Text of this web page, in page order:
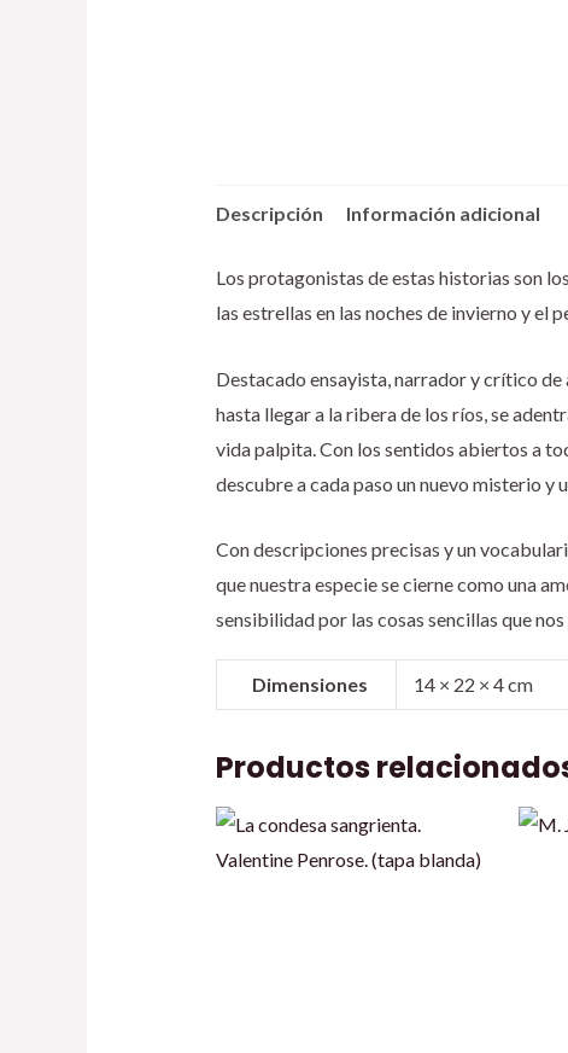
Descripción Información adicional
Los protagonistas de estas historias son
las estrellas en las noches de invierno y el
Destacado ensayista, narrador y crítico de
hasta llegar a la ribera de los ríos, se
vida palpita. Con los sentidos abiertos a
descubre a cada paso un nuevo misterio y
Con descripciones precisas y un
que nuestra especie se cierne como una
sensibilidad por las cosas sencillas que
Dimensiones 14 × 22 × 4 cm
Productos